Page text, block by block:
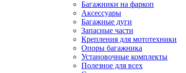
Багажники на фаркоп
Аксессуары
Багажные дуги
Запасные части
Крепления для мототехники
Опоры багажника
Установочные комплекты
Полезное для всех